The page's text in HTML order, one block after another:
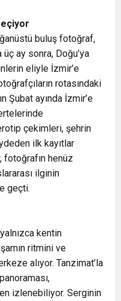
buluş fotoğraf,
ay sonra, Doğu’ya
eliyle İzmir’e
rotasındaki
Şubat ayında İzmir’e
çekimleri, şehrin
ilk kayıtlar
fotoğrafın henüz
ilginin
geçti.
kentin
ritmini ve
alıyor. Tanzimat’la
izlenebiliyor. Serginin